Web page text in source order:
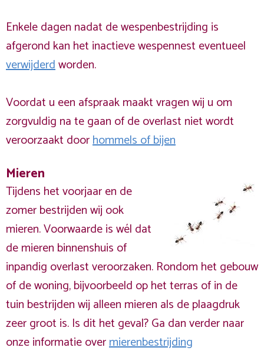
Enkele dagen nadat de wespenbestrijding is
afgerond kan het inactieve wespennest eventueel
verwijderdworden.
Voordat u een afspraak maakt vragen wij u om
zorgvuldig na te gaan of de overlast niet wordt
veroorzaakt doorhommels of bijen
Mieren
Tijdens het voorjaar en de
zomer bestrijden wij ook
mieren. Voorwaarde is wél dat
de mieren binnenshuis of
inpandig overlast veroorzaken. Rondom het gebouw
of de woning, bijvoorbeeld op het terras of in de
tuin bestrijden wij alleen mieren als de plaagdruk
zeer groot is. Is dit het geval? Ga dan verder naar
onze informatie overmierenbestrijding